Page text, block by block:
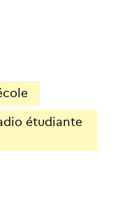
étudiante